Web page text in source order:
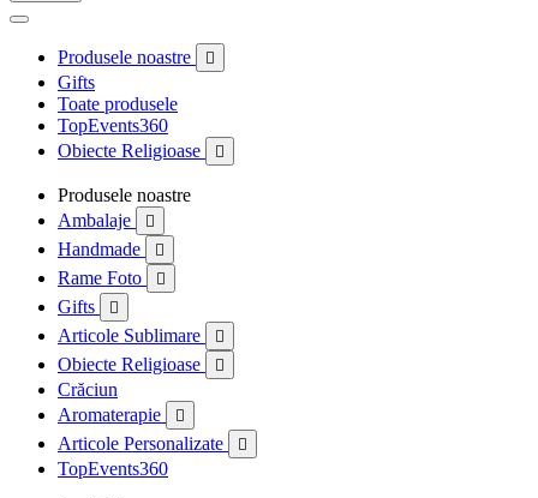
Produsele noastre 
Gifts
Toate produsele
TopEvents360
Obiecte Religioase

Produsele noastre
Ambalaje

Handmade 
Rame Foto 
Gifts 
Articole Sublimare 
Obiecte Religioase 
Crăciun
Aromaterapie

Articole Personalizate 
TopEvents360